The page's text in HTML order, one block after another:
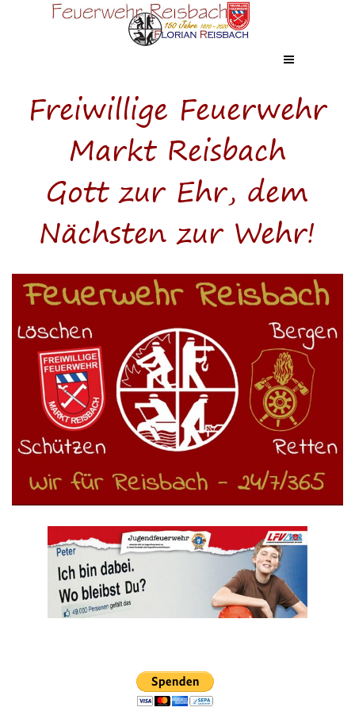
Direkt zum Seiteninhalt
Freiwillige Feuerwehr
Markt Reisbach
Gott zur Ehr, dem
Nächsten zur Wehr!